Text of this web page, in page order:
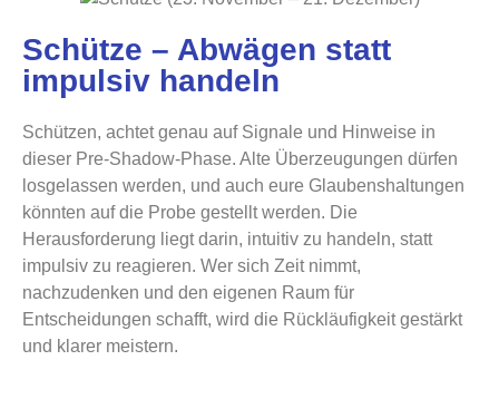
Schütze – Abwägen statt
impulsiv handeln
Schützen, achtet genau auf Signale und Hinweise in
dieser Pre-Shadow-Phase. Alte Überzeugungen dürfen
losgelassen werden, und auch eure Glaubenshaltungen
könnten auf die Probe gestellt werden. Die
Herausforderung liegt darin, intuitiv zu handeln, statt
impulsiv zu reagieren. Wer sich Zeit nimmt,
nachzudenken und den eigenen Raum für
Entscheidungen schafft, wird die Rückläufigkeit gestärkt
und klarer meistern.